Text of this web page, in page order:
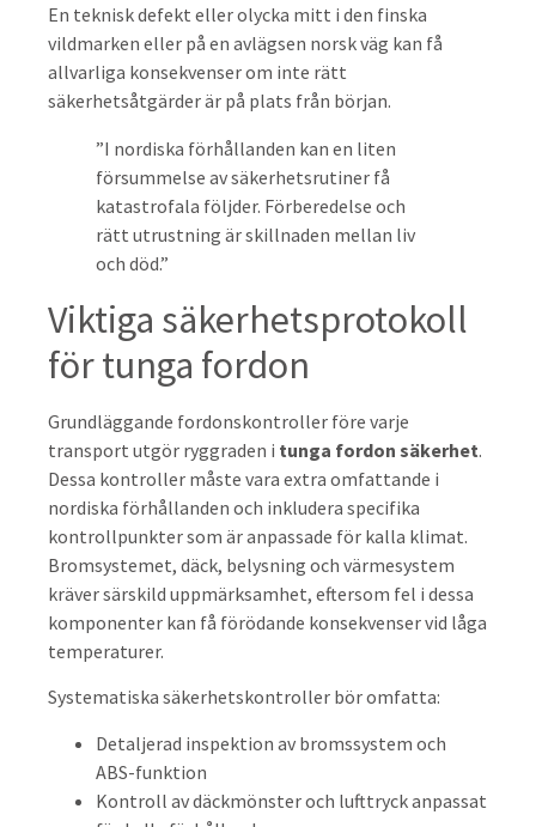
En teknisk defekt eller olycka mitt i den finska
vildmarken eller på en avlägsen norsk väg kan få
allvarliga konsekvenser om inte rätt
säkerhetsåtgärder är på plats från början.
”I nordiska förhållanden kan en liten
försummelse av säkerhetsrutiner få
katastrofala följder. Förberedelse och
rätt utrustning är skillnaden mellan liv
och död.”
Viktiga säkerhetsprotokoll
för tunga fordon
Grundläggande fordonskontroller före varje
transport utgör ryggraden i tunga fordon säkerhet.
Dessa kontroller måste vara extra omfattande i
nordiska förhållanden och inkludera specifika
kontrollpunkter som är anpassade för kalla klimat.
Bromsystemet, däck, belysning och värmesystem
kräver särskild uppmärksamhet, eftersom fel i dessa
komponenter kan få förödande konsekvenser vid låga
temperaturer.
Systematiska säkerhetskontroller bör omfatta:
Detaljerad inspektion av bromssystem och
ABS-funktion
Kontroll av däckmönster och lufttryck anpassat